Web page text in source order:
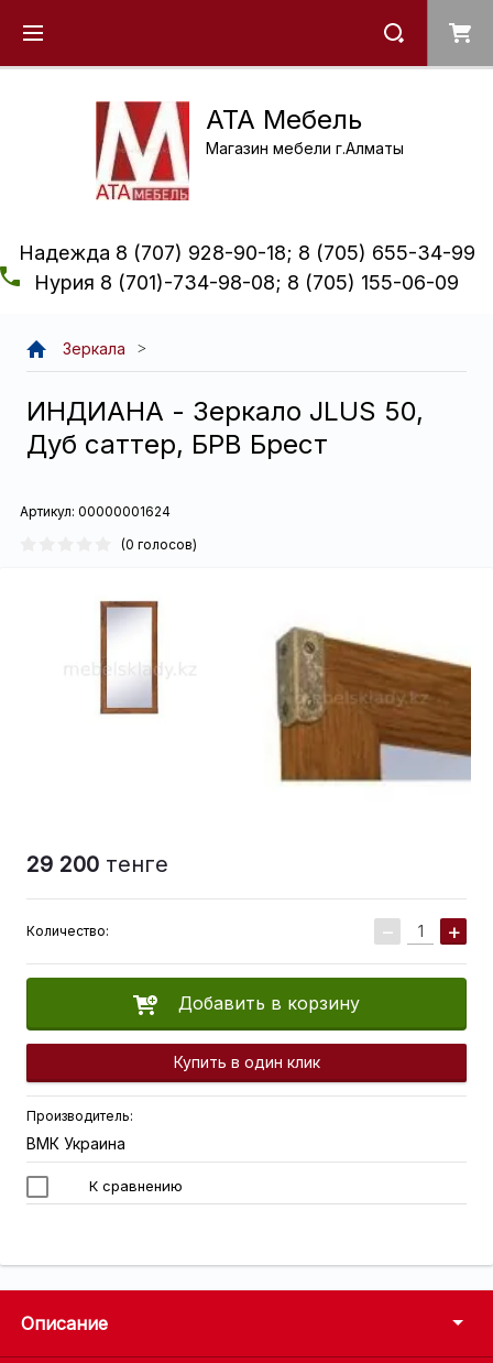
ATA Мебель
Магазин мебели г.Алматы
Надежда 8 (707) 928-90-18; 8 (705) 655-34-99
Нурия 8 (701)-734-98-08; 8 (705) 155-06-09
Зеркала
ИНДИАНА - Зеркало JLUS 50,
Дуб саттер, БРВ Брест
Артикул: 00000001624
(0 голосов)
29 200 тенге
Количество: − +
Добавить в корзину
Купить в один клик
Производитель:
ВМК Украина
К сравнению
Описание